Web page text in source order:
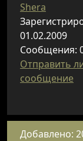
Shera
01.02.2009
Сообщения:
Отправить
сообщение
Добавлено: